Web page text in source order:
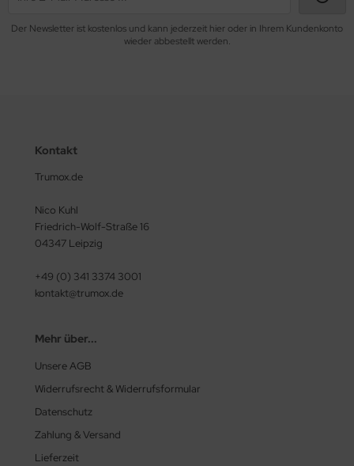
Der Newsletter ist kostenlos und kann jederzeit hier oder in Ihrem Kundenkonto
wieder abbestellt werden.
Kontakt
Trumox.de
Nico Kuhl
Friedrich-Wolf-Straße 16
04347 Leipzig
+49 (0) 341 3374 3001
kontakt@trumox.de
Mehr über...
Unsere AGB
Widerrufsrecht & Widerrufsformular
Datenschutz
Zahlung & Versand
Lieferzeit